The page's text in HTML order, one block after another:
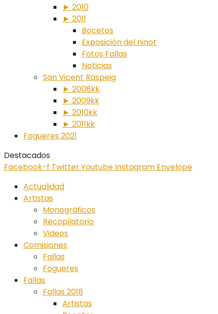
► 2010
► 2011
Bocetos
Exposición del ninot
Fotos Fallas
Noticias
San Vicent Raspeig
► 2008kk
► 2009kk
► 2010kk
► 2011kk
Fogueres 2021
Destacados
Facebook-f TwitterYoutube Instagram Envelope
Actualidad
Artistas
Monográficos
Recopilatorio
Videos
Comisiones
Fallas
Fogueres
Fallas
Fallas 2018
Artistas